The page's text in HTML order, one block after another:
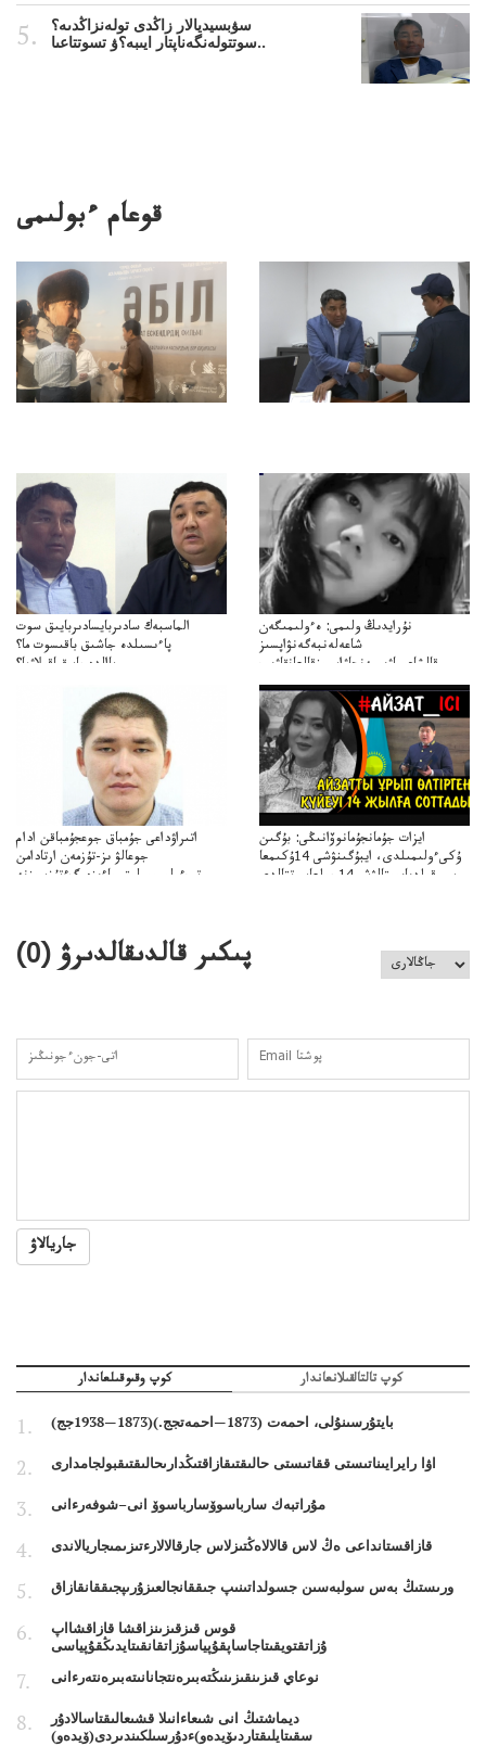
سۋبسيديالار زاڭدى تولەنزاڭدىە؟
سوتتولەنگەناپتار ايىبە؟ۋ تسوتتاعىا..
قوعام ءبولىمى
الماسبەك سادىربايسادىربايىق سوت
پاءىسىلدە جاشىق باقىسوت ما؟
پاالدەجابىقباقىلاۋما؟
نۇرايدىڭ ولىمى: ەءولىمىگەن
شاعەلەنبەگەنۋاپسىز
قالشاعىماۋىپمەنجاۋاپسىزقالعانقاۋىپ
اتىراۋداعى جۇمباق جوعجۇمباقن ادام
جوعالۋ ىز-تۇزمەن ارتادامن
وتبءولىمىپوليتسياءىزەرگءتۇزسىزنە
ايزات جۇمانجۇمانوۆانىڭى: بۇگىن
ۇكىءولىمىلدى، ايبۇگىنۋشى 14ۇكىمعا
سووقىلدىايىپتالۋشى14جىلعاسوتتالدى
پىكىر قالدىقالدىرۋ (0
)
جاريالاۋ
كوپ وقىوقىلعاندار كوپ تالتالقىلانعاندار
بايتۇرسىنۇلى، احمەت (1873—احمەتجج.)(1873—1938جج)
اۋا رايرايىناتىستى ققاتىستى حالىقتىقازاقتىڭدارىحالىقتىقبولجامدارى
مۇراتبەك سارباسوۆسارباسوۆ انى–شوفەرءانى
قازاقستانداعى ەڭ لاس قالالاەڭتىزلاس جارقالالارءتىزىمىجاريالاندى
ورىستىڭ بەس سولبەسىن جسولداتىنىپ جىققانجالعىزۇرىپجىققانقازاق
قوس قىزقىزىنزاقشا قازاقشااپ
ۇزاتقتويقىتاجاساپقۇپياسۇزاتقانقىتايدىڭقۇپياسى
نوعاي قىزىنقىزىنىڭتەبىرەنتجانانىتەبىرەنتەرءانى
ديماشتىڭ انى شىعاءانىلا قشىعالىقتاسالادۇر
سقىتايلىقتاردىۆيدەو)ءدۇرسىلكىندىردى(ۆيدەو)